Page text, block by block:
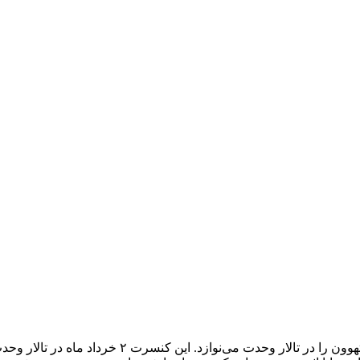
رافائل میناسکانیان، پیانیست برجسته ایرانی